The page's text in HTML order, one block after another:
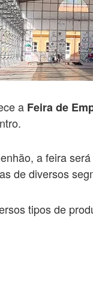
a Feira de
a feira
de diversos
tipos de